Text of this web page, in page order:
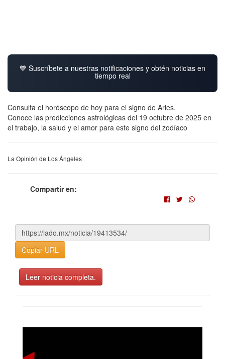
💙 Suscríbete a nuestras notificaciones y obtén noticias en
tiempo real
Consulta el horóscopo de hoy para el signo de Aries.
Conoce las predicciones astrológicas del 19 octubre de 2025 en
el trabajo, la salud y el amor para este signo del zodíaco
La Opinión de Los Ángeles
Compartir en:
Copiar URL
Leer noticia completa.